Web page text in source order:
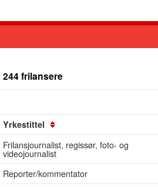
244 frilansere
Yrkestittel
Frilansjournalist, regissør, foto- og
videojournalist
Reporter/kommentator